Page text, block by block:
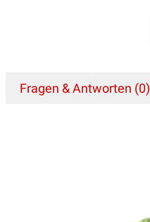
Fragen & Antworten (0)